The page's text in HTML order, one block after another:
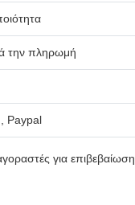
την πληρωμή
Paypal
για επιβεβαίωση.